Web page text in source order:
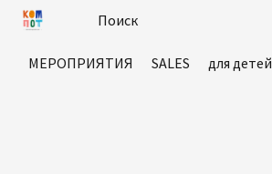
МЕРОПРИЯТИЯ SALES для детей